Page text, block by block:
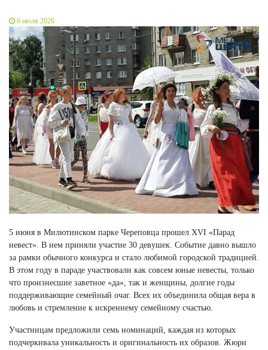
6 июля 2026
5 июня в Милютинском парке Череповца прошел XVI «Парад
невест». В нем приняли участие 30 девушек. Событие давно вышло
за рамки обычного конкурса и стало любимой городской традицией.
В этом году в параде участвовали как совсем юные невесты, только
что произнесшие заветное «да», так и женщины, долгие годы
поддерживающие семейный очаг. Всех их объединила общая вера в
любовь и стремление к искреннему семейному счастью.
Участницам предложили семь номинаций, каждая из которых
подчеркивала уникальность и оригинальность их образов. Жюри